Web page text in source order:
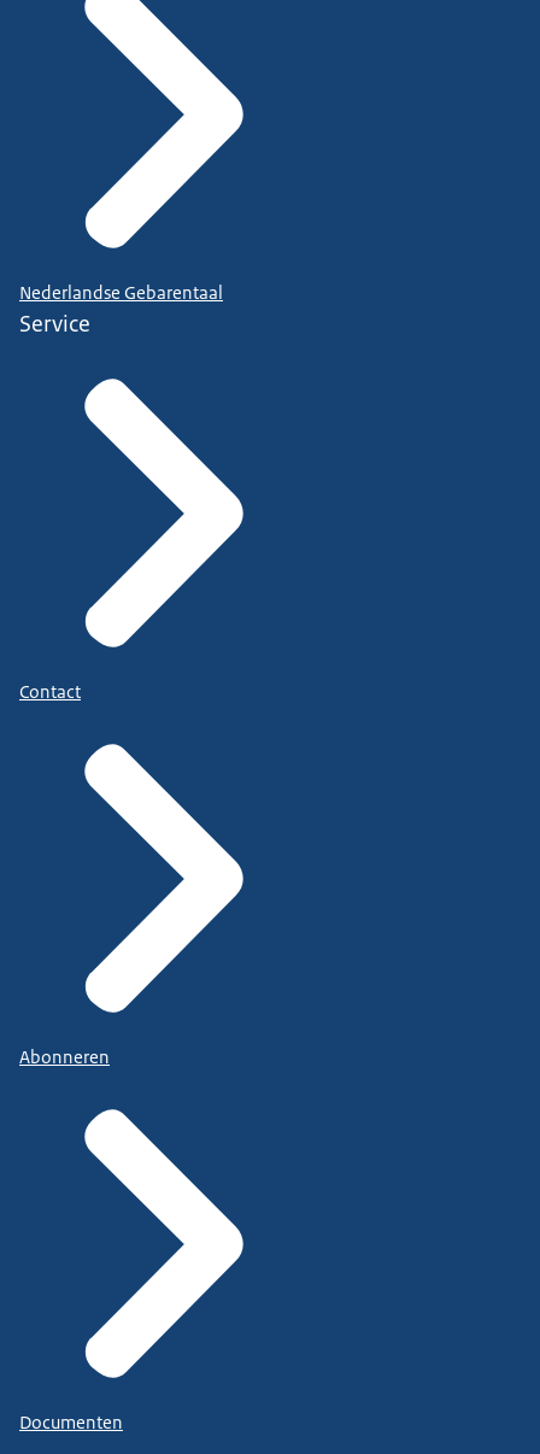
Nederlandse Gebarentaal
Service
Contact
Abonneren
Documenten